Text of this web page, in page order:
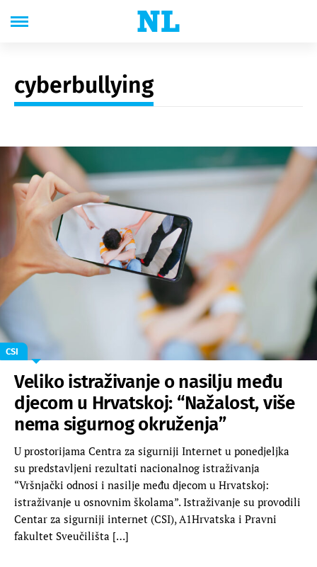
cyberbullying
CSI
Veliko istraživanje o nasilju među
djecom u Hrvatskoj: “Nažalost, više
nema sigurnog okruženja”
U prostorijama Centra za sigurniji Internet u ponedjeljka
su predstavljeni rezultati nacionalnog istraživanja
“Vršnjački odnosi i nasilje među djecom u Hrvatskoj:
istraživanje u osnovnim školama”. Istraživanje su provodili
Centar za sigurniji internet (CSI), A1Hrvatska i Pravni
fakultet Sveučilišta […]